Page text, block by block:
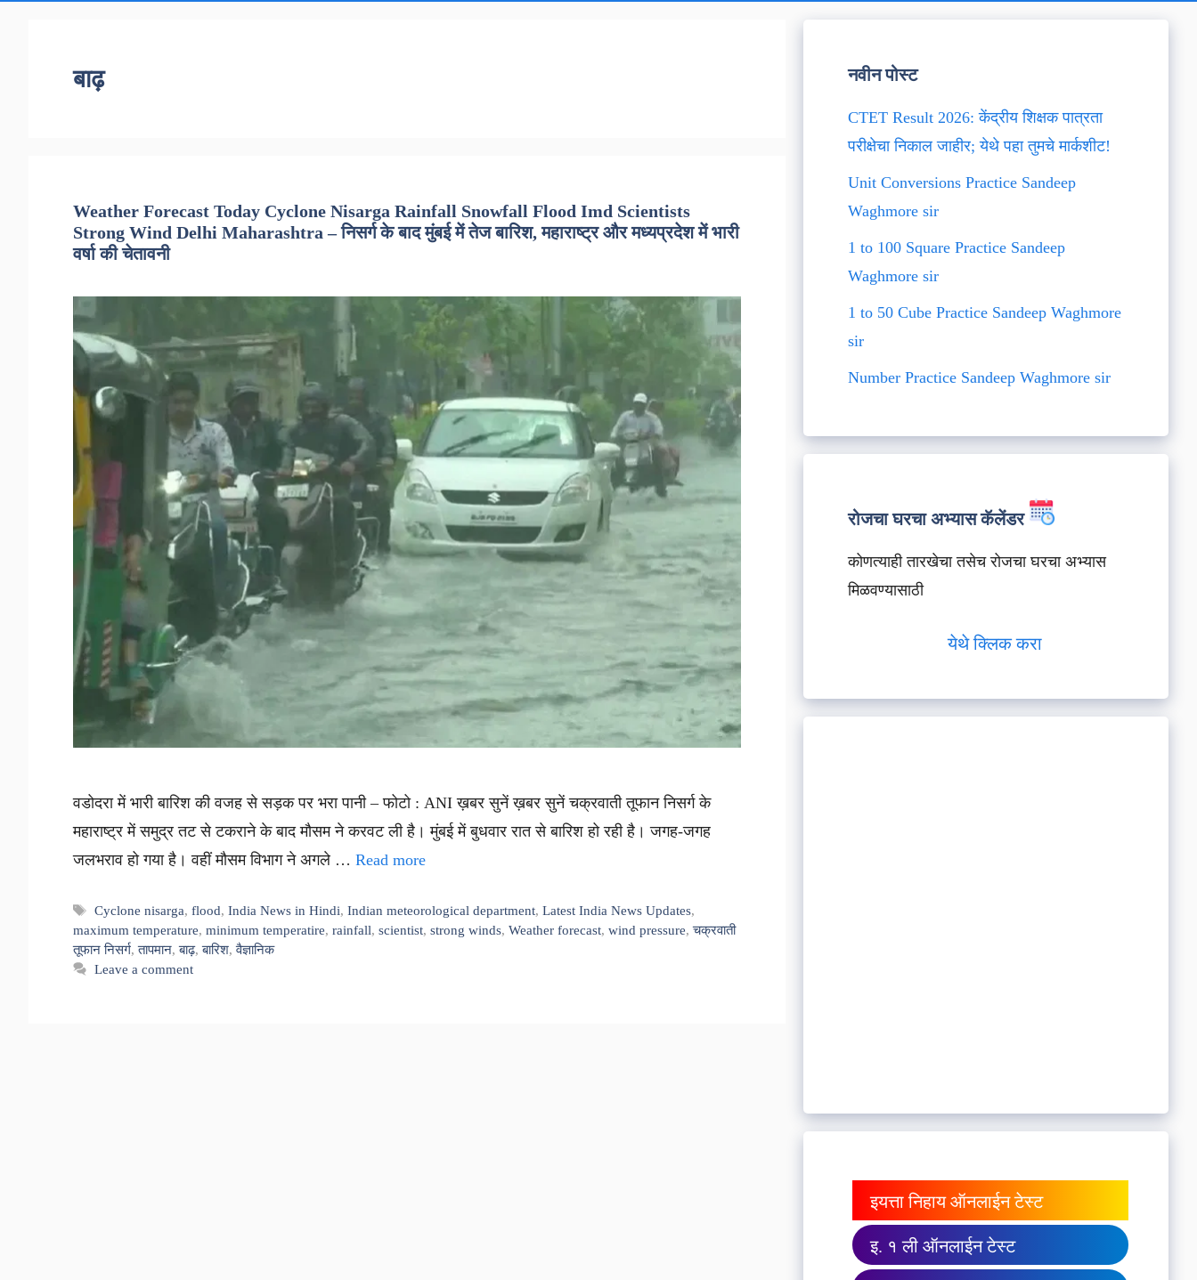
बाढ़
Weather Forecast Today Cyclone Nisarga Rainfall Snowfall Flood Imd Scientists
Strong Wind Delhi Maharashtra – निसर्ग के बाद मुंबई में तेज बारिश, महाराष्ट्र और मध्यप्रदेश में भारी
वर्षा की चेतावनी
वडोदरा में भारी बारिश की वजह से सड़क पर भरा पानी – फोटो : ANI ख़बर सुनें ख़बर सुनें चक्रवाती तूफान निसर्ग के
महाराष्ट्र में समुद्र तट से टकराने के बाद मौसम ने करवट ली है। मुंबई में बुधवार रात से बारिश हो रही है। जगह-जगह
जलभराव हो गया है। वहीं मौसम विभाग ने अगले … Read more
Tags
Cyclone nisarga,flood,India News in Hindi,Indian meteorological department,Latest India News Updates,
maximum temperature, minimum temperatire, rainfall, scientist, strong winds, Weather forecast, wind pressure,चक्रवाती
तूफान निसर्ग,तापमान,बाढ़,बारिश,वैज्ञानिक
Leave a comment
नवीन पोस्ट
CTET Result 2026: केंद्रीय शिक्षक पात्रता
परीक्षेचा निकाल जाहीर; येथे पहा तुमचे मार्कशीट!
Unit Conversions Practice Sandeep
Waghmore sir
1 to 100 Square Practice Sandeep
Waghmore sir
1 to 50 Cube Practice Sandeep Waghmore
sir
Number Practice Sandeep Waghmore sir
रोजचा घरचा अभ्यास कॅलेंडर
कोणत्याही तारखेचा तसेच रोजचा घरचा अभ्यास
मिळवण्यासाठी
येथे क्लिक करा
इयत्ता निहाय ऑनलाईन टेस्ट
इ. १ ली ऑनलाईन टेस्ट